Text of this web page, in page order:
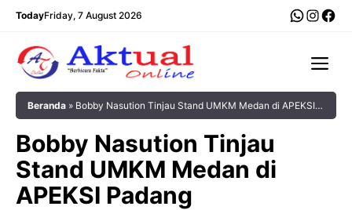
Langsung
TodayFriday, 7 August 2026
Beranda » Bobby Nasution Tinjau Stand UMKM Medan di APEKSI
Bobby Nasution Tinjau
Stand UMKM Medan di
APEKSI Padang